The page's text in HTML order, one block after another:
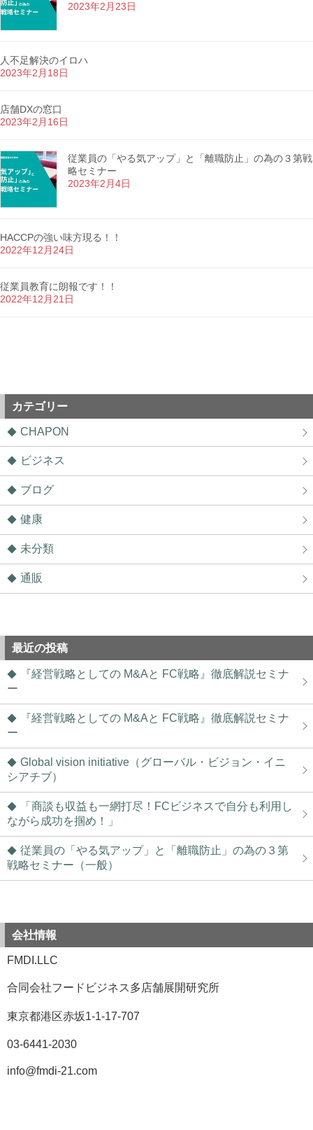
2023年2月23日
人不足解決のイロハ
2023年2月18日
店舗DXの窓口
2023年2月16日
従業員の「やる気アップ」と「離職防止」の為の３第戦
略セミナー
2023年2月4日
HACCPの強い味方現る！！
2022年12月24日
従業員教育に朗報です！！
2022年12月21日
カテゴリー
CHAPON
ビジネス
ブログ
健康
未分類
通販
最近の投稿
『経営戦略としての M&Aと FC戦略』徹底解説セミナ
ー
『経営戦略としての M&Aと FC戦略』徹底解説セミナ
ー
Global vision initiative（グローバル・ビジョン・イニ
シアチブ）
「商談も収益も一網打尽！FCビジネスで自分も利用し
ながら成功を掴め！」
従業員の「やる気アップ」と「離職防止」の為の３第
戦略セミナー（一般）
会社情報
FMDI.LLC
合同会社フードビジネス多店舗展開研究所
東京都港区赤坂1-1-17-707
03-6441-2030
info@fmdi-21.com